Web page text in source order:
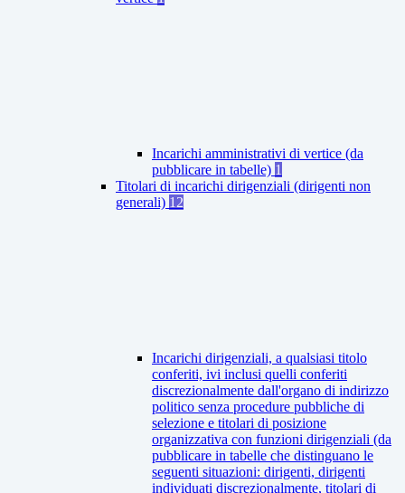
Incarichi amministrativi di vertice (da
pubblicare in tabelle) 1
Titolari di incarichi dirigenziali (dirigenti non
generali) 12
Incarichi dirigenziali, a qualsiasi titolo
conferiti, ivi inclusi quelli conferiti
discrezionalmente dall'organo di indirizzo
politico senza procedure pubbliche di
selezione e titolari di posizione
organizzativa con funzioni dirigenziali (da
pubblicare in tabelle che distinguano le
seguenti situazioni: dirigenti, dirigenti
individuati discrezionalmente, titolari di